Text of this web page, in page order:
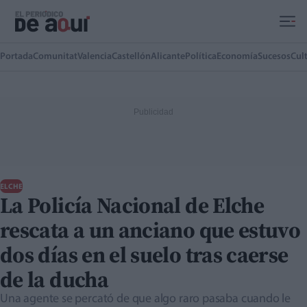
PortadaComunitatValenciaCastellónAlicante Política EconomíaSucesos
ELCHE
La Policía Nacional de Elche
rescata a un anciano que estuvo
dos días en el suelo tras caerse
de la ducha
Una agente se percató de que algo raro pasaba cuando le